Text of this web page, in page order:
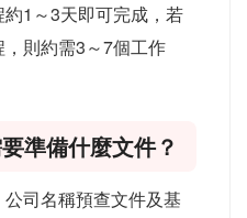
1～3天即可完成，若
則約需3～7個工作
準備什麼文件？
司名稱預查文件及基